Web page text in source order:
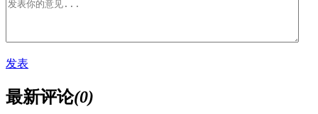
发表
最新评论(0)